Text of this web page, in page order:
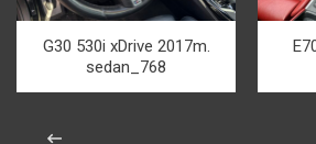
G30 530i xDrive 2017m.
sedan_768